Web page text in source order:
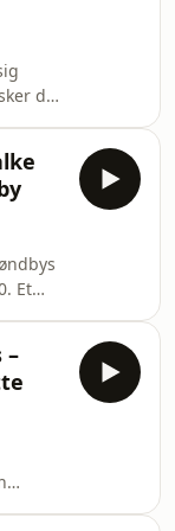
der,
med
vej
og
han
Et
en
–